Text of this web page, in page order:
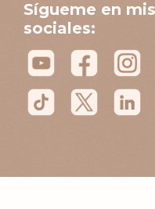
Sígueme en
sociales: